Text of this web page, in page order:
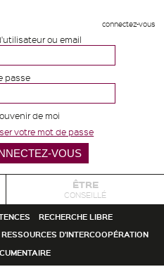
connectez-vous
ou email
passe
de moi
votre mot de passe
ÊTRE
CONSEILLÉ
RECHERCHE LIBRE
RESSOURCES D'INTERCOOPÉRATION